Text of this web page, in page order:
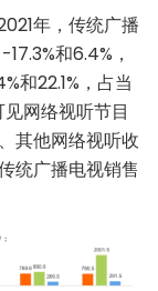
年，传统广播
和6.4%，
和22.1%，占当
网络视听节目
其他网络视听收
统广播电视销售